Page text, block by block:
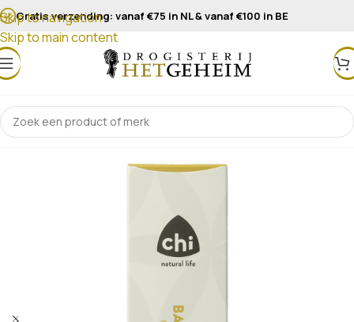
Skip to navigation
Skip to main content
Gratis verzending: vanaf €75 in NL & vanaf €100 in BE